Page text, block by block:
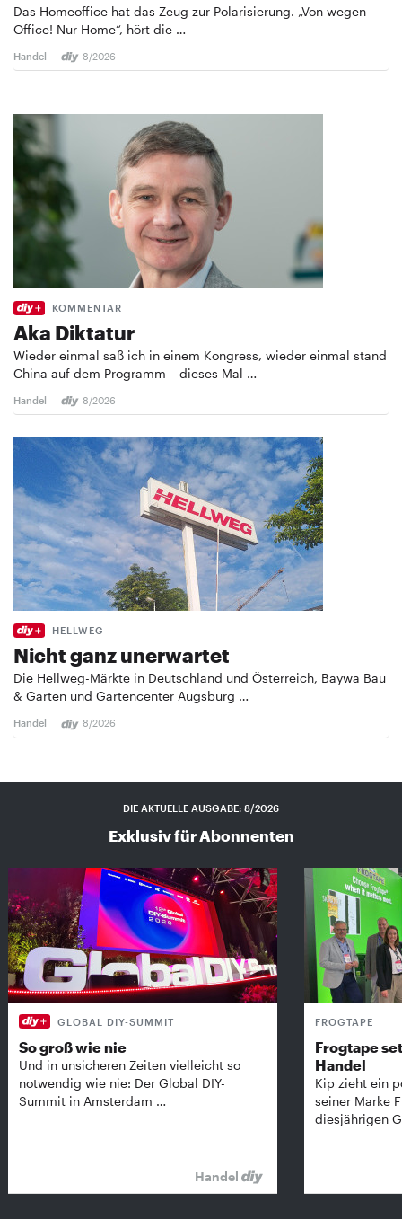
Das Homeoffice hat das Zeug zur Polarisierung. „Von wegen
Office! Nur Home“, hört die …
Handel 8/2026
KOMMENTAR
Aka Diktatur
Wieder einmal saß ich in einem Kongress, wieder einmal stand
China auf dem Programm – dieses Mal …
Handel 8/2026
HELLWEG
Nicht ganz unerwartet
Die Hellweg-Märkte in Deutschland und Österreich, Baywa Bau
& Garten und Gartencenter Augsburg …
Handel 8/2026
DIE AKTUELLE AUSGABE: 8/2026
Exklusiv für Abonnenten
GLOBAL DIY-SUMMIT
So groß wie nie
Und in unsicheren Zeiten vielleicht so
notwendig wie nie: Der Global DIY-
Summit in Amsterdam …
Handel
FROGTAPE
Frogtape
Handel
Kip zieht ein
seiner Marke
diesjährigen